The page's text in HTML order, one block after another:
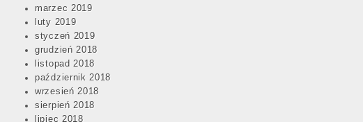
marzec 2019
luty 2019
styczeń 2019
grudzień 2018
listopad 2018
październik 2018
wrzesień 2018
sierpień 2018
lipiec 2018